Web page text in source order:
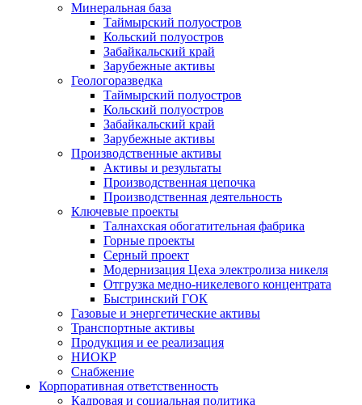
Минеральная база
Таймырский полуостров
Кольский полуостров
Забайкальский край
Зарубежные активы
Геологоразведка
Таймырский полуостров
Кольский полуостров
Забайкальский край
Зарубежные активы
Производственные активы
Активы и результаты
Производственная цепочка
Производственная деятельность
Ключевые проекты
Талнахская обогатительная фабрика
Горные проекты
Серный проект
Модернизация Цеха электролиза никеля
Отгрузка медно-никелевого концентрата
Быстринский ГОК
Газовые и энергетические активы
Транспортные активы
Продукция и ее реализация
НИОКР
Снабжение
Корпоративная ответственность
Кадровая и социальная политика